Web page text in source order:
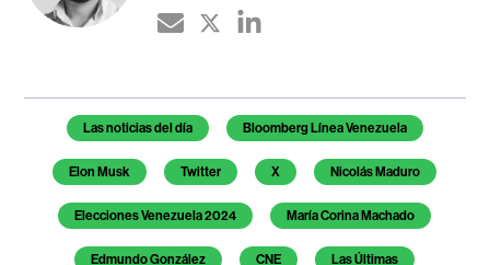
Temas de este artículo
Las noticias del día Bloomberg Línea Venezuela
Elon Musk Twitter X Nicolás Maduro
Elecciones Venezuela 2024 María Corina Machado
Edmundo González CNE Las Últimas